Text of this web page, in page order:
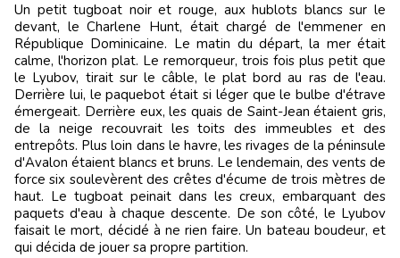
Un petit tugboat noir et rouge, aux hublots blancs sur le
devant, le Charlene Hunt, était chargé de l'emmener en
République Dominicaine. Le matin du départ, la mer était
calme, l'horizon plat. Le remorqueur, trois fois plus petit que
le Lyubov, tirait sur le câble, le plat bord au ras de l'eau.
Derrière lui, le paquebot était si léger que le bulbe d'étrave
émergeait. Derrière eux, les quais de Saint-Jean étaient gris,
de la neige recouvrait les toits des immeubles et des
entrepôts. Plus loin dans le havre, les rivages de la péninsule
d'Avalon étaient blancs et bruns. Le lendemain, des vents de
force six soulevèrent des crêtes d'écume de trois mètres de
haut. Le tugboat peinait dans les creux, embarquant des
paquets d'eau à chaque descente. De son côté, le Lyubov
faisait le mort, décidé à ne rien faire. Un bateau boudeur, et
qui décida de jouer sa propre partition.